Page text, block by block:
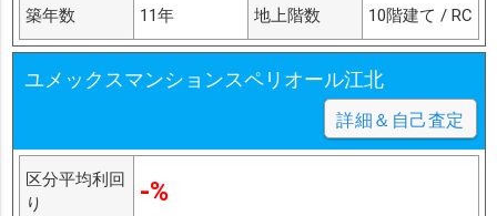
築年数 11年 地上階数 10階建て / RC
ユメックスマンションスペリオール江北
詳細＆自己査定
区分平均利回
り
-%